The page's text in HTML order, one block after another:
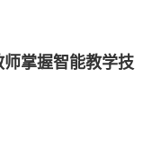
掌握智能教学技